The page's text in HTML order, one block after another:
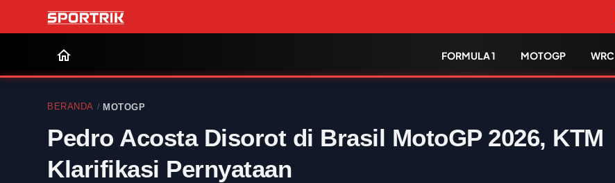
FORMULA 1 MOTOGP WRC
BERANDA / MOTOGP
Pedro Acosta Disorot di Brasil MotoGP 2026, KTM
Klarifikasi Pernyataan